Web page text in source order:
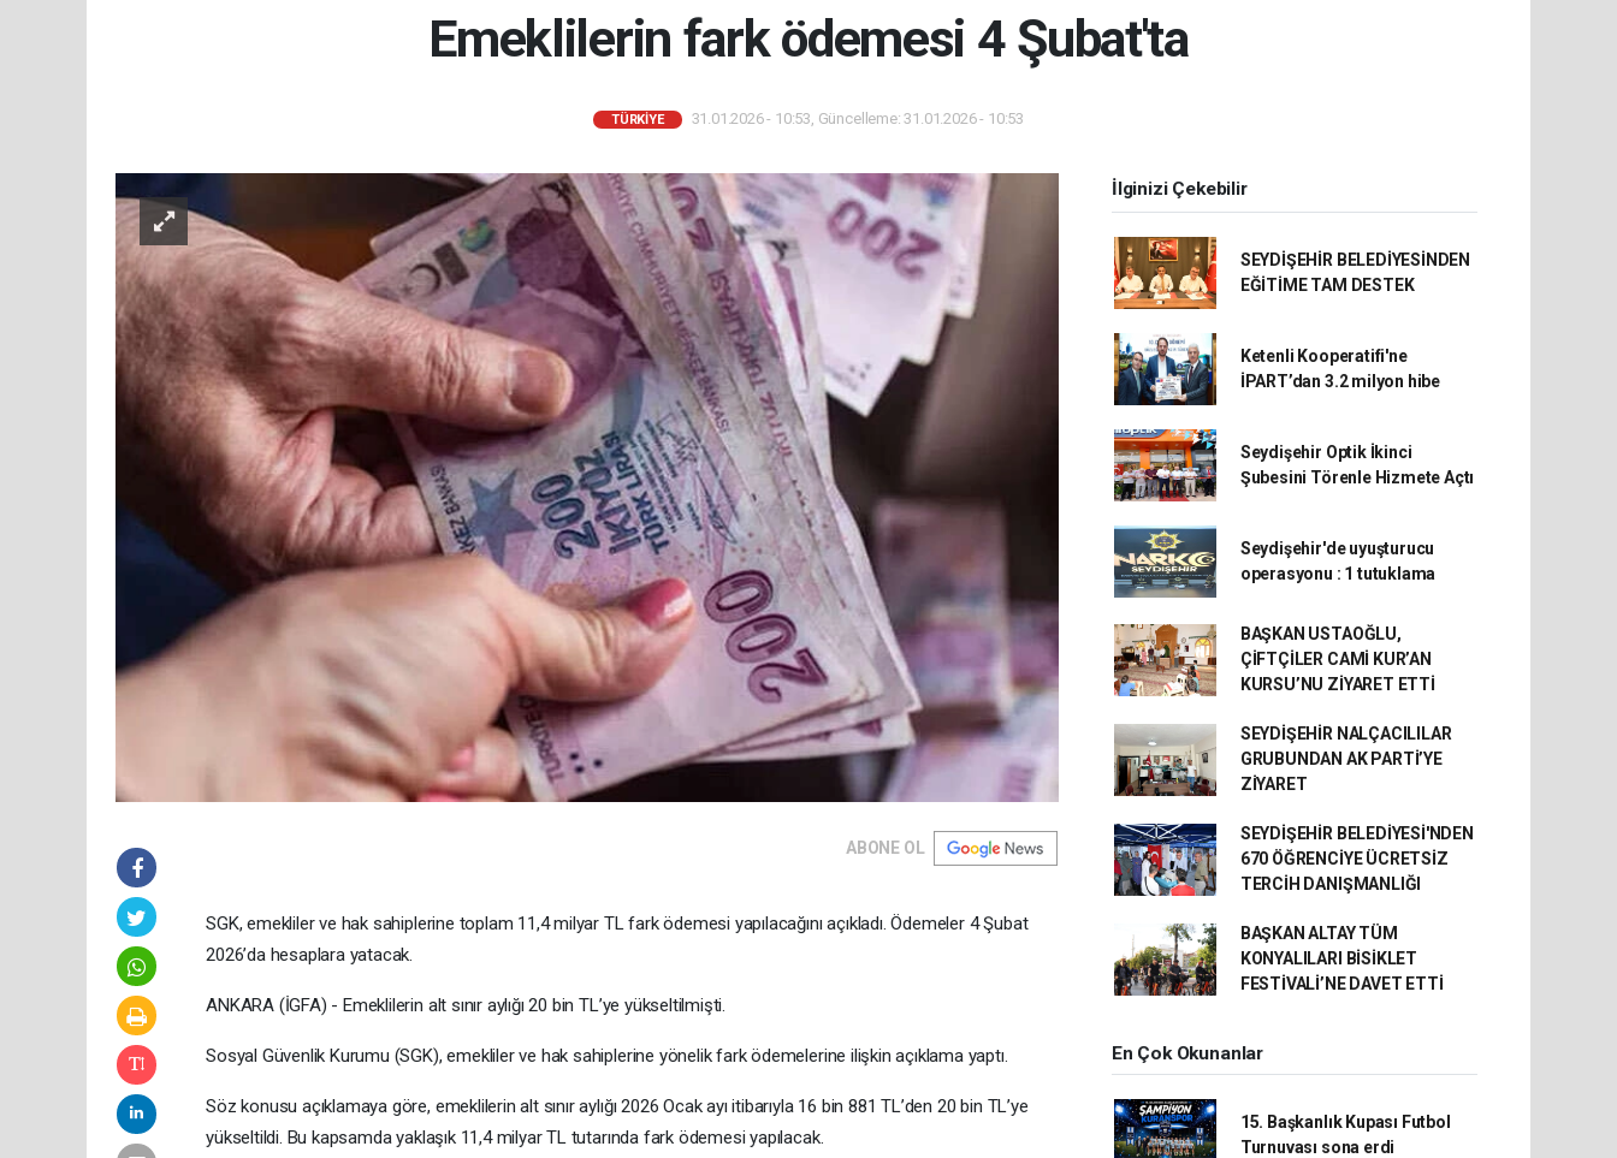
Emeklilerin fark ödemesi 4 Şubat'ta
TÜRKIYE 31.01.2026 - 10:53, Güncelleme: 31.01.2026 - 10:53
ABONE OL
SGK, emekliler ve hak sahiplerine toplam 11,4 milyar TL fark ödemesi yapılacağını açıkladı. Ödemeler 4 Şubat
2026’da hesaplara yatacak.
ANKARA (İGFA) - Emeklilerin alt sınır aylığı 20 bin TL’ye yükseltilmişti.
Sosyal Güvenlik Kurumu (SGK), emekliler ve hak sahiplerine yönelik fark ödemelerine ilişkin açıklama yaptı.
Söz konusu açıklamaya göre, emeklilerin alt sınır aylığı 2026 Ocak ayı itibarıyla 16 bin 881 TL’den 20 bin TL’ye
yükseltildi. Bu kapsamda yaklaşık 11,4 milyar TL tutarında fark ödemesi yapılacak.
İlginizi Çekebilir
SEYDİŞEHİR BELEDİYESİNDEN
EĞİTİME TAM DESTEK
Ketenli Kooperatifi'ne
İPART’dan 3.2 milyon hibe
Seydişehir Optik İkinci
Şubesini Törenle Hizmete Açtı
Seydişehir'de uyuşturucu
operasyonu : 1 tutuklama
BAŞKAN USTAOĞLU,
ÇİFTÇİLER CAMİ KUR’AN
KURSU’NU ZİYARET ETTİ
SEYDİŞEHİR NALÇACILILAR
GRUBUNDAN AK PARTİ’YE
ZİYARET
SEYDİŞEHİR BELEDİYESİ'NDEN
670 ÖĞRENCİYE ÜCRETSİZ
TERCİH DANIŞMANLIĞI
BAŞKAN ALTAY TÜM
KONYALILARI BİSİKLET
FESTİVALİ’NE DAVET ETTİ
En Çok Okunanlar
15. Başkanlık Kupası Futbol
Turnuvası sona erdi